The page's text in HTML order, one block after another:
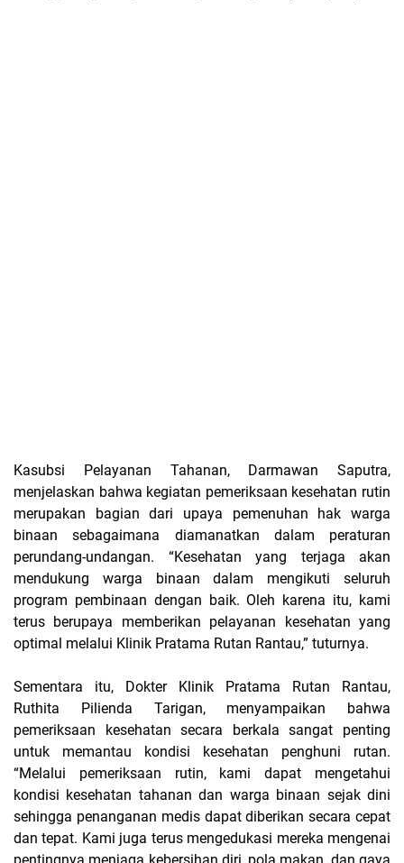
Kasubsi Pelayanan Tahanan, Darmawan Saputra,
menjelaskan bahwa kegiatan pemeriksaan kesehatan rutin
merupakan bagian dari upaya pemenuhan hak warga
binaan sebagaimana diamanatkan dalam peraturan
perundang-undangan. “Kesehatan yang terjaga akan
mendukung warga binaan dalam mengikuti seluruh
program pembinaan dengan baik. Oleh karena itu, kami
terus berupaya memberikan pelayanan kesehatan yang
optimal melalui Klinik Pratama Rutan Rantau,” tuturnya.
Sementara itu, Dokter Klinik Pratama Rutan Rantau,
Ruthita Pilienda Tarigan, menyampaikan bahwa
pemeriksaan kesehatan secara berkala sangat penting
untuk memantau kondisi kesehatan penghuni rutan.
“Melalui pemeriksaan rutin, kami dapat mengetahui
kondisi kesehatan tahanan dan warga binaan sejak dini
sehingga penanganan medis dapat diberikan secara cepat
dan tepat. Kami juga terus mengedukasi mereka mengenai
pentingnya menjaga kebersihan diri, pola makan, dan gaya